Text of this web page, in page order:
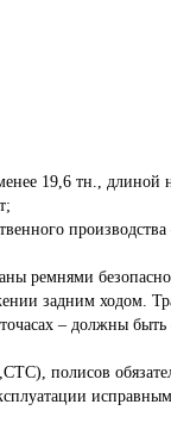
19,6 тн., длиной
ремнями
задним ходом.
– должны
полисов